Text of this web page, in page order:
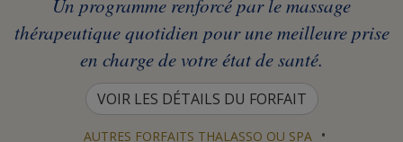
thérapeutique quotidien pour une meilleure prise
en charge de votre état de santé.
VOIR LES DÉTAILS DU FORFAIT
AUTRES FORFAITS THALASSO OU SPA •